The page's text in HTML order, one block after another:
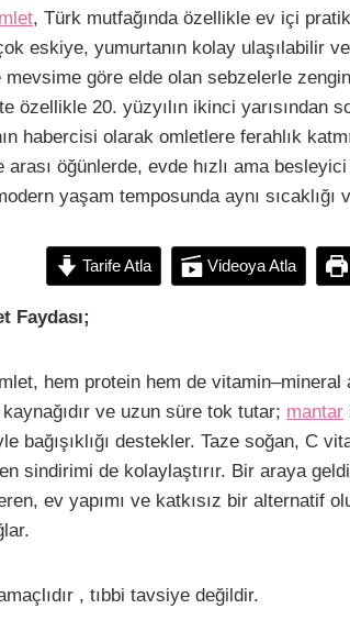
h
a
r
e
, Türk mutfağında özellikle ev içi
eskiye, yumurtanın kolay ulaşılabilir
mevsime göre elde olan sebzelerle
özellikle 20. yüzyılın ikinci yarısından
habercisi olarak omletlere ferahlık
arası öğünlerde, evde hızlı ama
yaşam temposunda aynı
Tarife Atla Videoya Atla
Faydası;
hem protein hem de vitamin–mineral
ve uzun süre tok tutar; mantar
bağışıklığı destekler. Taze soğan, C
sindirimi de kolaylaştırır. Bir araya
ev yapımı ve katkısız bir alternatif
, tıbbi tavsiye değildir.